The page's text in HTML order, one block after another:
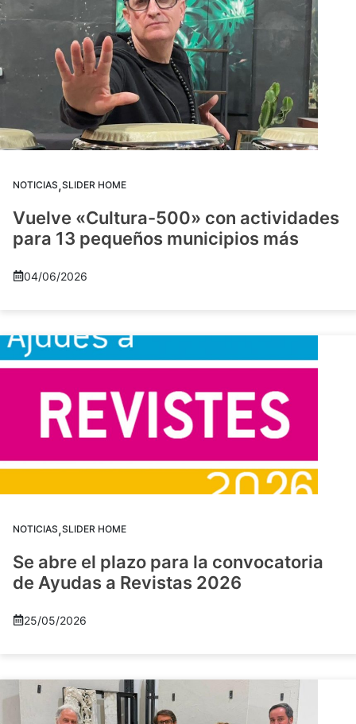
NOTICIAS,SLIDER HOME
Vuelve «Cultura-500» con actividades
para 13 pequeños municipios más
04/06/2026
NOTICIAS,SLIDER HOME
Se abre el plazo para la convocatoria
de Ayudas a Revistas 2026
25/05/2026